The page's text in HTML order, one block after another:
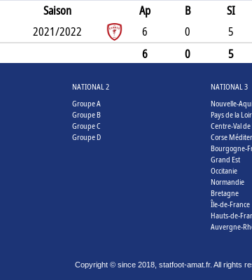
Saison Ap B SI
2021/2022 6 0 5
6
0 5
NATIONAL 2
Groupe A
Groupe B
Groupe C
Groupe D
NATIONAL 3
Nouvelle-
Pays de la
Centre-Val
Corse
Bourgogne-
Grand Est
Occitanie
Normandie
Bretagne
Île-de-France
Hauts-de-
Auvergne-
Copyright © since 2018, statfoot-amat.fr. All rights